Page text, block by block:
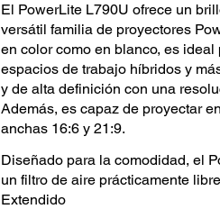
El PowerLite L790U ofrece un
versátil familia de proyectores
en color como en blanco, es
espacios de trabajo híbridos y
y de alta definición con una
Además, es capaz de proyectar
anchas 16:6 y 21:9.
Diseñado para la comodidad, el
un filtro de aire prácticamente
Extendido